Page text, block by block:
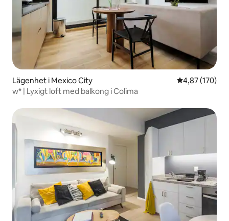
Lägenhet i Mexico City 4,87 av 5 i
4,87 (170)
w* | Lyxigt loft med balkong i Colima